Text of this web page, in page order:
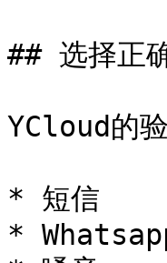
## 选择正
YCloud的
* 短信
*